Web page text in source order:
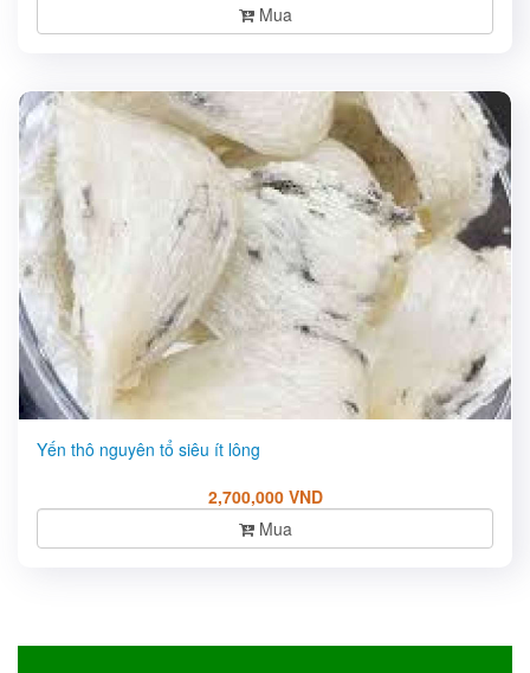
Mua
Yến thô nguyên tổ siêu ít lông
2,700,000 VND
Mua